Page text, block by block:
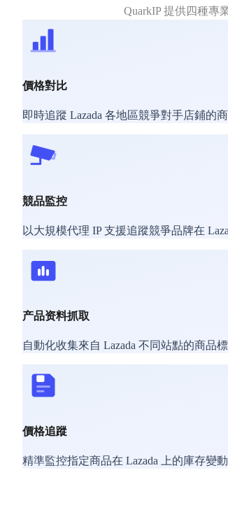
QuarkIP 提供四種
價格對比
即時追蹤 Lazada 各地區競爭對手店鋪的
競品監控
以大規模代理 IP 支援追蹤競爭品牌在
产品资料抓取
自動化收集來自 Lazada 不同站點的商品
價格追蹤
精準監控指定商品在 Lazada 上的庫存變